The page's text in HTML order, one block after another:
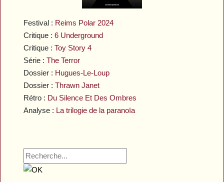
Festival : Reims Polar 2024
Critique :6 Underground
Critique :Toy Story 4
Série :The Terror
Dossier : Hugues-Le-Loup
Dossier :Thrawn Janet
Rétro : Du Silence Et Des Ombres
Analyse : La trilogie de la paranoïa